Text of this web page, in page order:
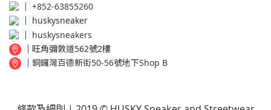
│ +852-63855260
huskysneaker
│ huskysneakers
│ 旺角彌敦道562號2樓
│ 銅鑼灣百德新街50-56號地下Shop B